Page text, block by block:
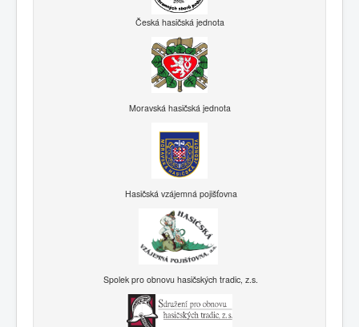
Česká hasičská jednota
Moravská hasičská jednota
Hasičská vzájemná pojišťovna
Spolek pro obnovu hasičských tradic, z.s.